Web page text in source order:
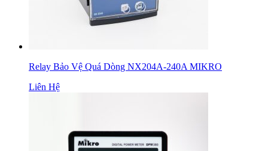
Relay Bảo Vệ Quá Dòng NX204A-240A MIKRO
Liên Hệ